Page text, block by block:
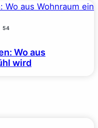
54
Wo aus
wird